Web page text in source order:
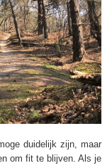
duidelijk zijn, maar
om fit te blijven. Als je